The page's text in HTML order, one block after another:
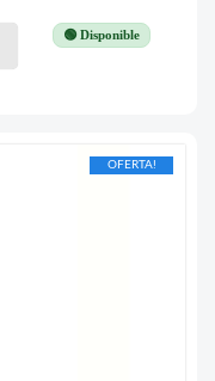
🟢 Disponible
OFERTA!